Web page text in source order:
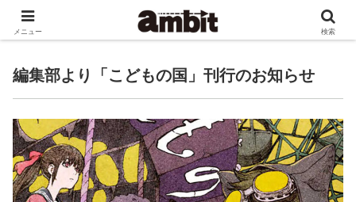
ゲーム書籍等を手がける文京区の小さな出版社です。
編集部より「こどもの国」刊行のお知らせ
メニュー 検索